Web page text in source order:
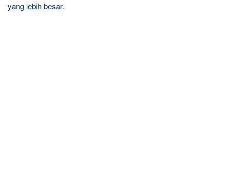
yang lebih besar.